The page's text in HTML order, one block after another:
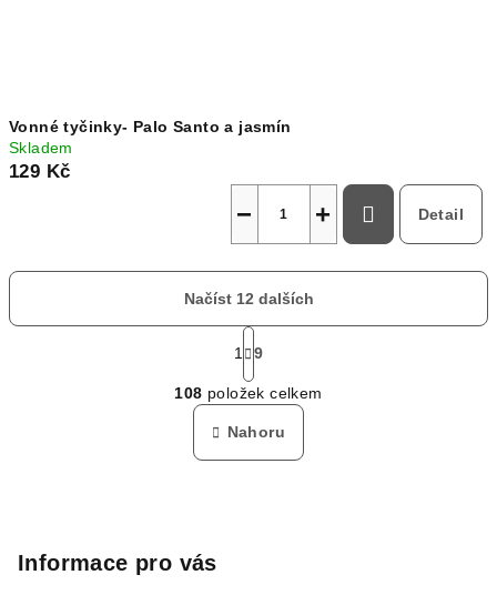
Vonné tyčinky- Palo Santo a jasmín
Skladem
129 Kč
+
− Detail
O
v
l
á
Načíst 12 dalších
S
t
r
á
n
k
o
1 9
108 položek celkem
Nahoru
Informace pro vás